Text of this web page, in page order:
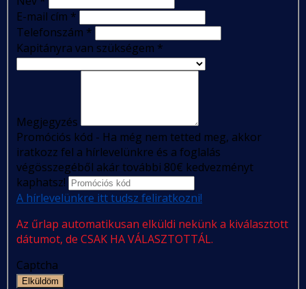
E-mail cím *
Telefonszám *
Kapitányra van szükségem *
Megjegyzés
Promóciós kód - Ha még nem tetted meg, akkor
iratkozz fel a hírlevelünkre és a foglalás
végösszegéből akár további 80€ kedvezményt
kaphatsz!
A hírlevelünkre itt tudsz feliratkozni!
Az űrlap automatikusan elküldi nekünk a kiválasztott
dátumot, de CSAK HA VÁLASZTOTTÁL.
Captcha
Elküldöm